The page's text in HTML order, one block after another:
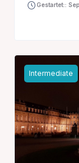
Grundlagen,
Gestartet::
Intermediate